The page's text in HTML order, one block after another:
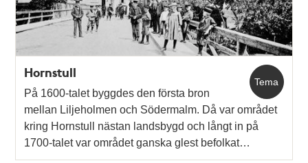
Tema
Hornstull
På 1600-talet byggdes den första bron
mellan Liljeholmen och Södermalm. Då var området
kring Hornstull nästan landsbygd och långt in på
1700-talet var området ganska glest befolkat…